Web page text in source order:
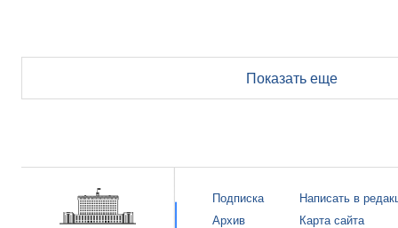
Показать еще
Подписка
Архив
Написать в
Карта сайта